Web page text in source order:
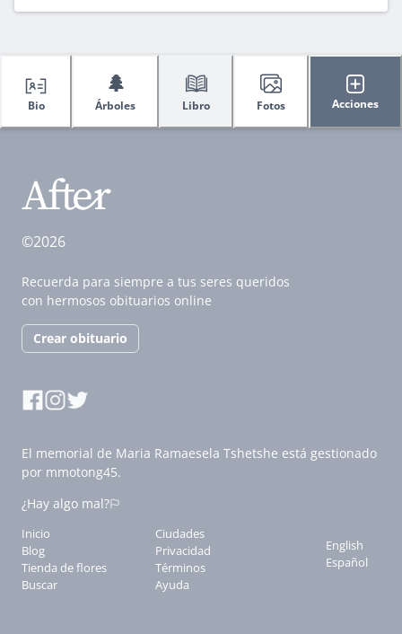
Bio
🌲
Árboles Libro Fotos Acciones
©2026
Recuerda para siempre a tus seres queridos
con hermosos obituarios online
Crear obituario
El memorial de Maria Ramaesela Tshetshe está gestionado
por mmotong45.
¿Hay algo mal?
Inicio
Blog
Tienda de flores
Buscar
Ciudades
Privacidad
Términos
Ayuda
English
Español